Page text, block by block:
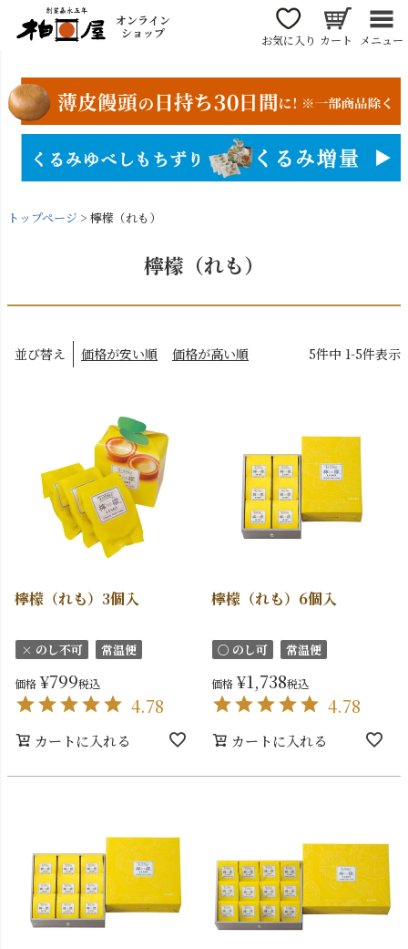
オンライン
ショップ
お気に入り カート メニュー
トップページ 檸檬（れも）
檸檬（れも）
並び替え 価格が安い順 価格が高い順 5件中 1-5件表示
檸檬（れも）3個入
× のし不可 常温便
価格 ¥799税込
4.78
カートに入れる
檸檬（れも）6個入
〇 のし可 常温便
価格 ¥1,738税込
4.78
カートに入れる